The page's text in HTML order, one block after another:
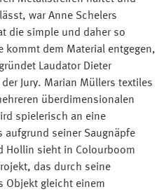
war Anne Schelers
die simple und daher so
kommt dem Material entgegen,
Laudator Dieter
Jury. Marian Müllers textiles
überdimensionalen
spielerisch an eine
aufgrund seiner Saugnäpfe
Hollin sieht in Colourboom
das durch seine
Objekt gleicht einem